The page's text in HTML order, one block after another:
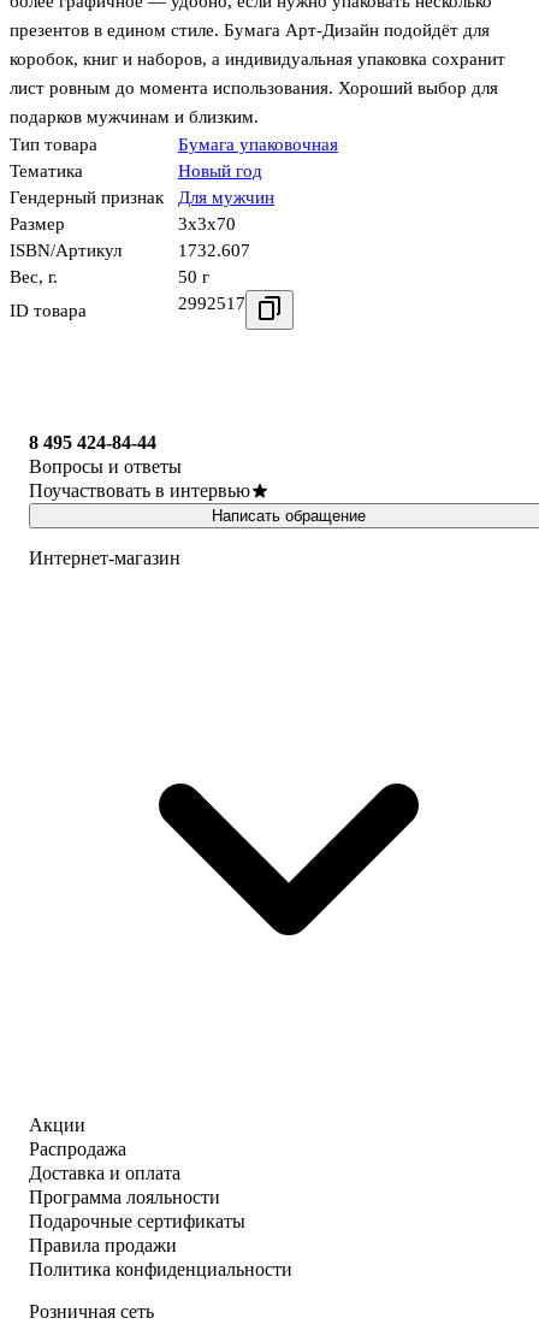
презентов в едином стиле. Бумага Арт-Дизайн подойдёт для
коробок, книг и наборов, а индивидуальная упаковка сохранит
лист ровным до момента использования. Хороший выбор для
подарков мужчинам и близким.
Тип товара
Бумага упаковочная
Тематика
Новый год
Гендерный признак
Для мужчин
Размер
3x3x70
ISBN/Артикул
1732.607
Вес, г.
50 г
ID товара
2992517
8 495 424-84-44
Вопросы и ответы
Поучаствовать в интервью
Написать обращение
Интернет-магазин
Акции
Распродажа
Доставка и оплата
Программа лояльности
Подарочные сертификаты
Правила продажи
Политика конфиденциальности
Розничная сеть